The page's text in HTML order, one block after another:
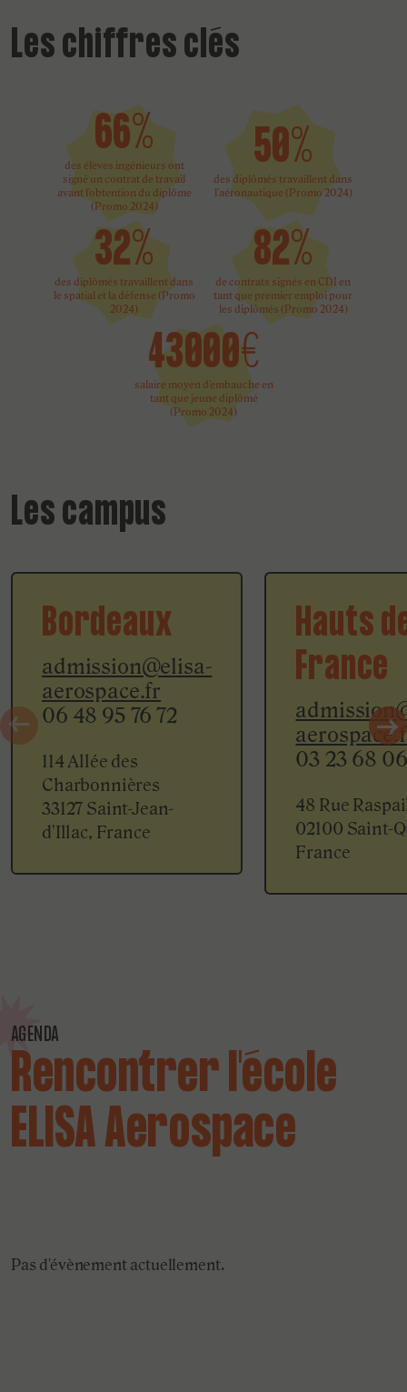
Les chiffres clés
66%
des élèves ingénieurs ont
signé un contrat de travail
avant l'obtention du diplôme
(Promo 2024)
50%
des diplômés travaillent dans
l'aéronautique (Promo 2024)
32%
des diplômés travaillent dans
le spatial et la défense (Promo
2024)
82%
de contrats signés en CDI en
tant que premier emploi pour
les diplômés (Promo 2024)
43000€
salaire moyen d'embauche en
tant que jeune diplômé
(Promo 2024)
Les campus
Bordeaux
admission@elisa-
aerospace.fr
06 48 95 76 72
114 Allée des
Charbonnières
33127 Saint-Jean-
d'Illac, France
Hauts
France
03 23 68 06
48 Rue
02100 Saint-
France
AGENDA
Rencontrer l'école
ELISA Aerospace
Pas d'évènement actuellement.